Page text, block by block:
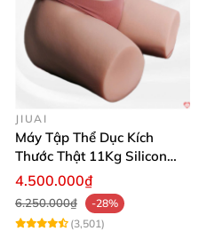
JIUAI
Máy Tập Thể Dục Kích
Thước Thật 11Kg Silicon
Cao Cấp Nhật Bản
4.500.000₫
6.250.000₫
-28%
(3,501)